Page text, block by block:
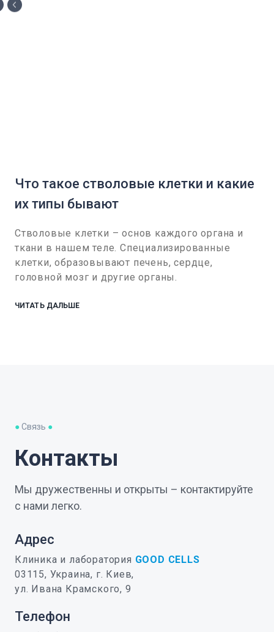
Что такое стволовые клетки и какие
их типы бывают
Стволовые клетки – основ каждого органа и
ткани в нашем теле. Специализированные
клетки, образовывают печень, сердце,
головной мозг и другие органы.
ЧИТАТЬ ДАЛЬШЕ
●Связь ●
Контакты
Мы дружественны и открыты – контактируйте
с нами легко.
Адрес
Клиника и лаборатория GOOD CELLS
03115, Украина, г. Киев,
ул. Ивана Крамского, 9
Телефон